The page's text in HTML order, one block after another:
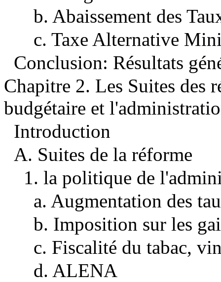
b. Abaissement des
c. Taxe Alternative
Conclusion: Résultats
Chapitre 2. Les Suites des
budgétaire et
Introduction
A. Suites de la réforme
1. la politique de
a. Augmentation des
b. Imposition sur les
c. Fiscalité du tabac,
d. ALENA